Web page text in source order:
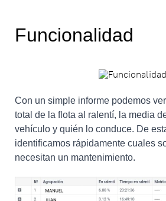
Funcionalidad
Con un simple informe podemos
total de la flota al ralentí, la media
vehículo y quién lo conduce. De
identificamos rápidamente cuales
necesitan un mantenimiento.